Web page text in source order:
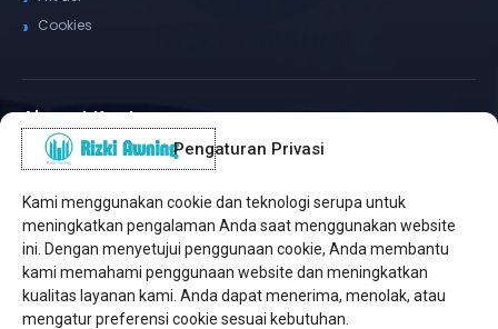
Pengaturan Privasi
Kami menggunakan cookie dan teknologi serupa untuk
meningkatkan pengalaman Anda saat menggunakan website
ini. Dengan menyetujui penggunaan cookie, Anda membantu
kami memahami penggunaan website dan meningkatkan
kualitas layanan kami. Anda dapat menerima, menolak, atau
mengatur preferensi cookie sesuai kebutuhan.
Cookies
Alamat Kantor
✆ WhatsApp / Telepon
Pusat Sukabumi
Sukamanis, Kadudampit, Sukabumi
Cabang Jakarta
Kembangan, Jakarta Barat